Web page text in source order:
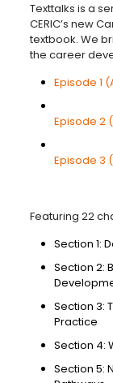
Texttalks is a
CERIC’s new
textbook. We
the career
Episode 1
Episode 2
Episode 3
Featuring 22
Section 1:
Section 2:
Section 3:
Practice
Section 4:
Section 5: